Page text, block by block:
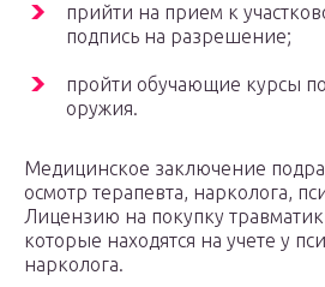
прийти на прием к
подпись на разрешение;
пройти обучающие курсы
оружия.
Медицинское заключение
осмотр терапевта, нарколога,
Лицензию на покупку
которые находятся на учете у
нарколога.